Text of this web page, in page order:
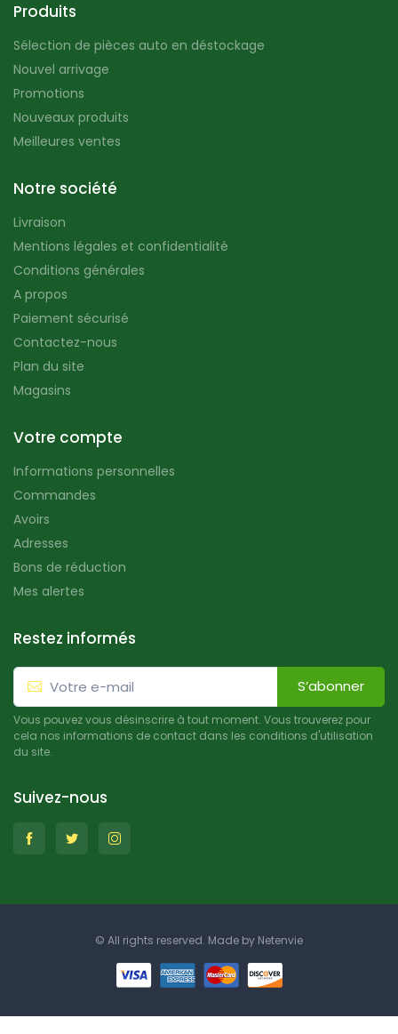
Produits
Sélection de pièces auto en déstockage
Nouvel arrivage
Promotions
Nouveaux produits
Meilleures ventes
Notre société
Livraison
Mentions légales et confidentialité
Conditions générales
A propos
Paiement sécurisé
Contactez-nous
Plan du site
Magasins
Votre compte
Informations personnelles
Commandes
Avoirs
Adresses
Bons de réduction
Mes alertes
Restez informés
S’abonner
Vous pouvez vous désinscrire à tout moment. Vous trouverez pour
cela nos informations de contact dans les conditions d'utilisation
du site.
Suivez-nous
© All rights reserved. Made by Netenvie